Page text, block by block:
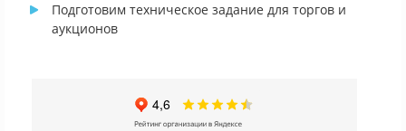
Подготовим техническое задание для торгов и
аукционов